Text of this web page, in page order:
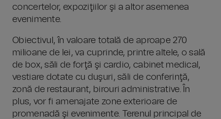
concertelor, expoziţiilor şi a altor asemenea
evenimente.
Obiectivul, în valoare totală de aproape 270
milioane de lei, va cuprinde, printre altele, o sală
de box, săli de forţă şi cardio, cabinet medical,
vestiare dotate cu duşuri, săli de conferinţă,
zonă de restaurant, birouri administrative. În
plus, vor fi amenajate zone exterioare de
promenadă şi evenimente. Terenul principal de